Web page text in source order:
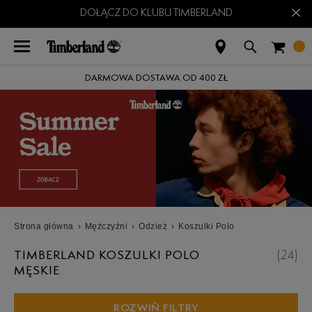
DOŁĄCZ DO KLUBU TIMBERLAND ×
DARMOWA DOSTAWA OD 400 ZŁ
Strona główna › Mężczyźni › Odzież › Koszulki Polo
TIMBERLAND KOSZULKI POLO
MĘSKIE
(24)
ROZWIŃ FILTRY